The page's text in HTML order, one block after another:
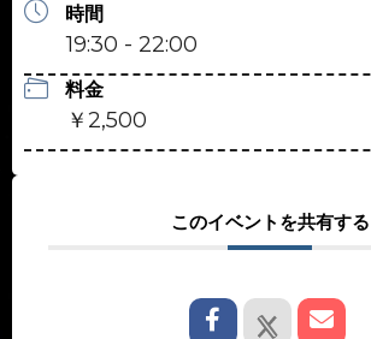
時間
19:30 - 22:00
料金
￥2,500
このイベントを共有する